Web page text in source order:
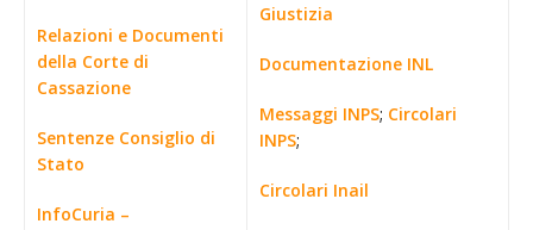
Relazioni e Documenti
della Corte di
Cassazione
Sentenze Consiglio di
Stato
InfoCuria –
Giustizia
Documentazione INL
Messaggi INPS; Circolari
INPS;
Circolari Inail